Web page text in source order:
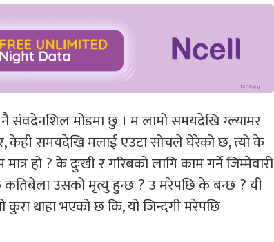
मोडमा छु । म लामो समयदेखि ग्ल्यामर
केही समयदेखि मलाई एउटा सोचले घेरेको छ, त्यो के
हो ? के दुःखी र गरिबको लागि काम गर्ने जिम्मेवारी
कतिबेला उसको मृत्यु हुन्छ ? उ मरेपछि के बन्छ ? यी
कुरा थाहा भएको छ कि, यो जिन्दगी मरेपछि